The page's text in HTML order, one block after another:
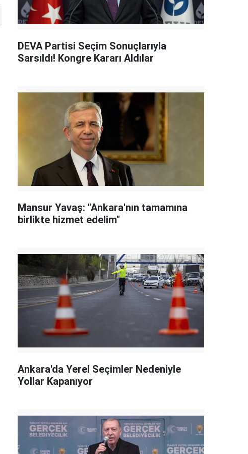
DEVA Partisi Seçim Sonuçlarıyla
Sarsıldı! Kongre Kararı Aldılar
Mansur Yavaş: "Ankara'nın tamamına
birlikte hizmet edelim"
Ankara'da Yerel Seçimler Nedeniyle
Yollar Kapanıyor